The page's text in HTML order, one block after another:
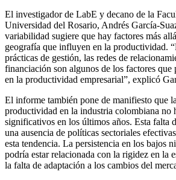
El investigador de LabE y decano de la
Universidad del Rosario, Andrés García-
variabilidad sugiere que hay factores más
geografía que influyen en la productividad.
prácticas de gestión, las redes de
financiación son algunos de los factores
en la productividad empresarial”, explicó
El informe también pone de manifiesto que
productividad en la industria colombiana no
significativos en los últimos años. Esta falta
una ausencia de políticas sectoriales
esta tendencia. La persistencia en los bajos
podría estar relacionada con la rigidez en la
la falta de adaptación a los cambios del